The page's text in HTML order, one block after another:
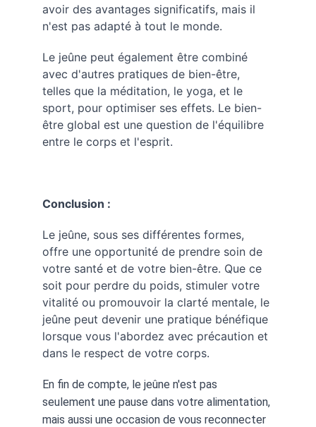
avoir des avantages significatifs, mais il
n'est pas adapté à tout le monde.
Le jeûne peut également être combiné
avec d'autres pratiques de bien-être,
telles que la méditation, le yoga, et le
sport, pour optimiser ses effets. Le bien-
être global est une question de l'équilibre
entre le corps et l'esprit.
Conclusion :
Le jeûne, sous ses différentes formes,
offre une opportunité de prendre soin de
votre santé et de votre bien-être. Que ce
soit pour perdre du poids, stimuler votre
vitalité ou promouvoir la clarté mentale, le
jeûne peut devenir une pratique bénéfique
lorsque vous l'abordez avec précaution et
dans le respect de votre corps.
En fin de compte, le jeûne n'est pas
seulement une pause dans votre alimentation,
mais aussi une occasion de vous reconnecter